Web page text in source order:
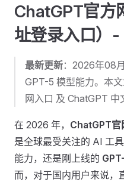
ChatGPT官方
址登录入口）
最新更新：2026年08
GPT-5 模型能力。本
网入口 及 ChatGPT 中
在 2026 年， ChatGPT官
是全球最受关注的 AI 工
能力，还是刚上线的
而，对于国内用户来说，